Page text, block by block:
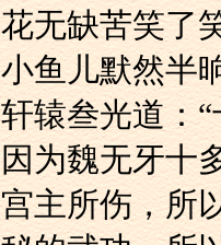
花无缺苦
小鱼儿默然
轩辕叁光
因为魏无牙十
宫主所伤，所